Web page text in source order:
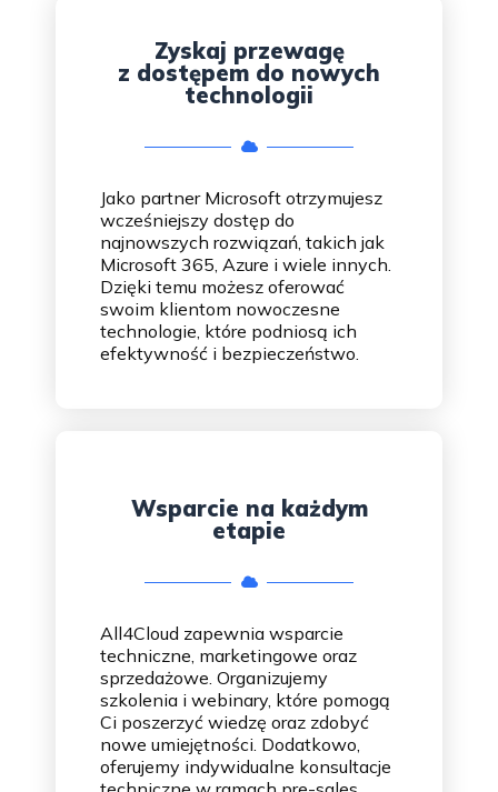
Zyskaj przewagę
z dostępem do nowych
technologii
Jako partner Microsoft otrzymujesz
wcześniejszy dostęp do
najnowszych rozwiązań, takich jak
Microsoft 365, Azure i wiele innych.
Dzięki temu możesz oferować
swoim klientom nowoczesne
technologie, które podniosą ich
efektywność i bezpieczeństwo.
Wsparcie na każdym
etapie
All4Cloud zapewnia wsparcie
techniczne, marketingowe oraz
sprzedażowe. Organizujemy
szkolenia i webinary, które pomogą
Ci poszerzyć wiedzę oraz zdobyć
nowe umiejętności. Dodatkowo,
oferujemy indywidualne konsultacje